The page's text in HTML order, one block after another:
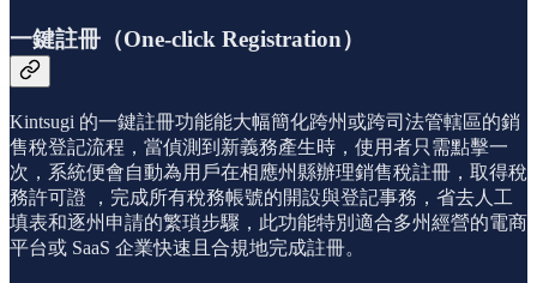
一鍵註冊（One-click Registration）
Kintsugi 的一鍵註冊功能能大幅簡化跨州或跨司法管轄區的銷
售稅登記流程，當偵測到新義務產生時，使用者只需點擊一
次，系統便會自動為用戶在相應州縣辦理銷售稅註冊，取得稅
務許可證 ，完成所有稅務帳號的開設與登記事務，省去人工
填表和逐州申請的繁瑣步驟，此功能特別適合多州經營的電商
平台或 SaaS 企業快速且合規地完成註冊。